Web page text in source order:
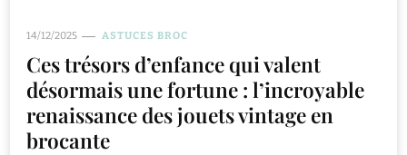
14/12/2025 ASTUCES BROC
Ces trésors d’enfance qui valent
désormais une fortune : l’incroyable
renaissance des jouets vintage en
brocante